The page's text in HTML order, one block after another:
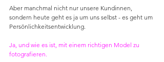
Aber manchmal nicht nur unsere Kundinnen,
sondern heute geht es ja um uns selbst - es geht um
Persönlichkeitsentwicklung.
Ja, und wie es ist, mit einem richtigen Model zu
fotografieren.